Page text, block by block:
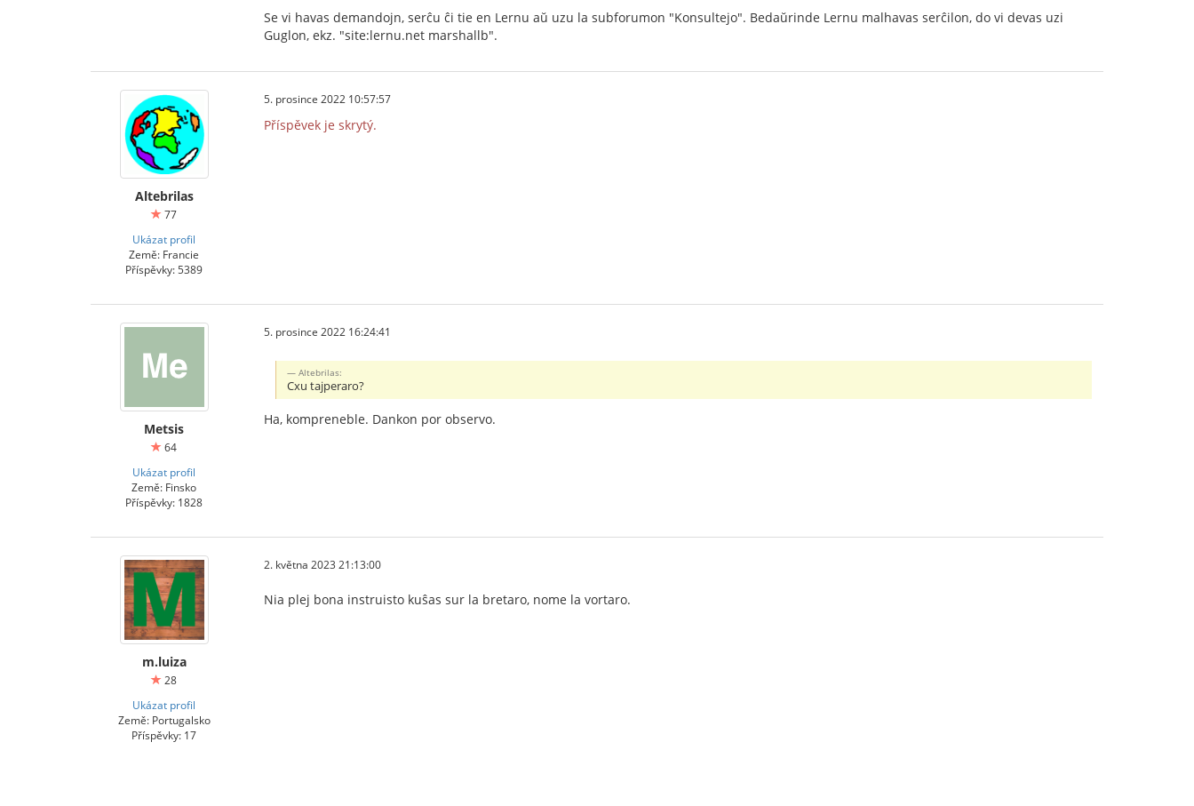
Se vi havas demandojn, serĉu ĉi tie en Lernu aŭ uzu la subforumon "Konsultejo". Bedaŭrinde Lernu malhavas serĉilon, do vi devas uzi
Guglon, ekz. "site:lernu.net marshallb".
Altebrilas
77
Ukázat profil
Země: Francie
Příspěvky: 5389
5. prosince 2022 10:57:57
Příspěvek je skrytý.
Metsis
64
Ukázat profil
Země: Finsko
Příspěvky: 1828
5. prosince 2022 16:24:41
Altebrilas:
Cxu tajperaro?
Ha, kompreneble. Dankon por observo.
m.luiza
28
Ukázat profil
Země: Portugalsko
Příspěvky: 17
2. května 2023 21:13:00
Nia plej bona instruisto kuŝas sur la bretaro, nome la vortaro.